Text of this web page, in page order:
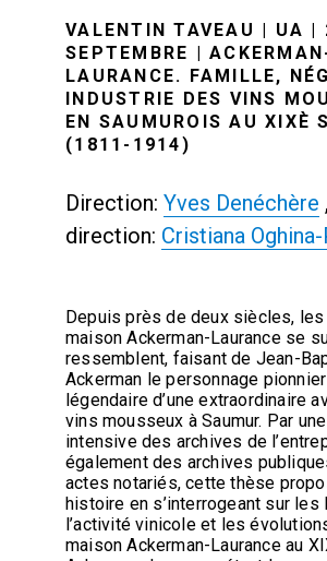
VALENTIN TAVEAU | UA |
SEPTEMBRE |
LAURANCE. FAMILLE,
INDUSTRIE DES VINS
EN SAUMUROIS AU XIXÈ
(1811-1914)
Direction: Yves Denéchère
direction: Cristiana
Depuis près de deux siècles,
maison Ackerman-Laurance se
ressemblent, faisant de Jean-
Ackerman le personnage
légendaire d’une extraordinaire
vins mousseux à Saumur. Par
intensive des archives de
également des archives
actes notariés, cette thèse
histoire en s’interrogeant sur les
l’activité vinicole et les
maison Ackerman-Laurance au